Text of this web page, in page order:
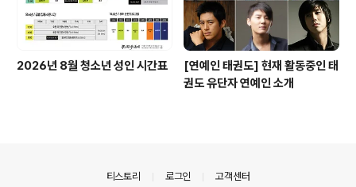
2026년 8월 청소년 성인 시간표
[연예인 태권도] 현재 활동중인 태
권도 유단자 연예인 소개
티스토리 로그인 고객센터